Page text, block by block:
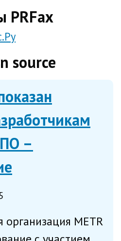
PRFax
source
–
METR